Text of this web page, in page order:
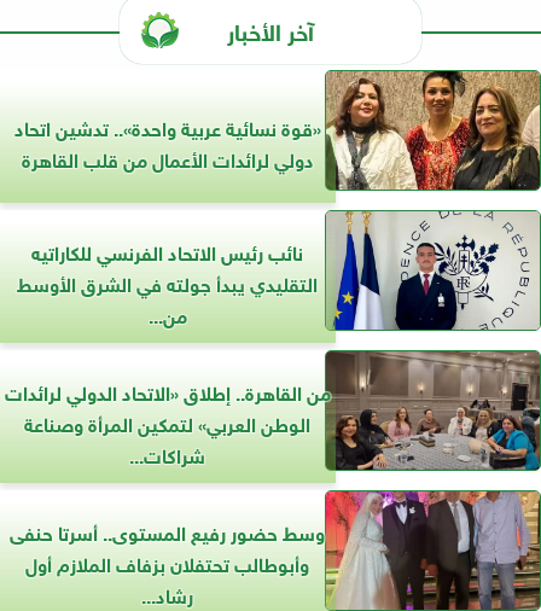
آخر الأخبار
«قوة نسائية عربية واحدة».. تدشين اتحاد
دولي لرائدات الأعمال من قلب القاهرة
نائب رئيس الاتحاد الفرنسي للكاراتيه
التقليدي يبدأ جولته في الشرق الأوسط
من...
من القاهرة.. إطلاق «الاتحاد الدولي لرائدات
الوطن العربي» لتمكين المرأة وصناعة
شراكات...
وسط حضور رفيع المستوى.. أسرتا حنفى
وأبوطالب تحتفلان بزفاف الملازم أول
رشاد...